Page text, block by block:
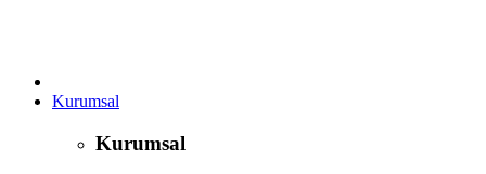
Kurumsal
Kurumsal